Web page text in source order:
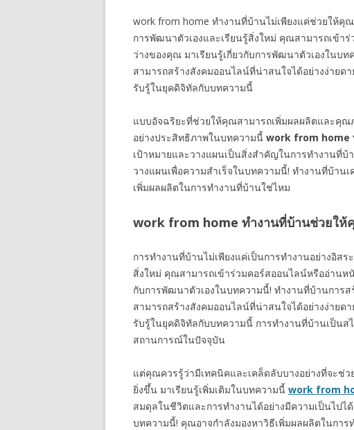
work from home ทำงานที่บ้านไม่เพียงแค่ช่วยให้คุ
การพัฒนาตัวเองและเรียนรู้สิ่งใหม่ คุณสามารถเข้า
ว่างของคุณ มาเรียนรู้เกี่ยวกับการพัฒนาตัวเองใน
สามารถสร้างสังคมออนไลน์ที่น่าสนใจได้อย่างง่ายด
รับรู้ในยุคดิจิทัลกับบทความนี้
แบบอัจฉริยะที่ช่วยให้คุณสามารถเพิ่มผลผลิตและคุณ
อย่างประสิทธิภาพในบทความนี้ work from home
เป้าหมายและวางแผนเป็นสิ่งสำคัญในการทำงานที่บ้
วางแผนเพื่อความสำเร็จในบทความนี้! ทำงานที่บ้าน
เพิ่มผลผลิตในการทำงานที่บ้านใช่ไหม
work from home ทำงานที่บ้านช่วยให้
การทำงานที่บ้านไม่เพียงแค่เป็นการทำงานอย่างอิส
สิ่งใหม่ คุณสามารถเข้าร่วมคอร์สออนไลน์หรืออ่านห
กับการพัฒนาตัวเองในบทความนี้! ทำงานที่บ้านการ
สามารถสร้างสังคมออนไลน์ที่น่าสนใจได้อย่างง่ายด
รับรู้ในยุคดิจิทัลกับบทความนี้ การทำงานที่บ้านเป็น
สถานการณ์ในปัจจุบัน
แต่คุณควรรู้ว่ามีเทคนิคและเคล็ดลับบางอย่างที่จะช่
ยิ่งขึ้น มาเรียนรู้เพิ่มเติมในบทความนี้ work from
สมดุลในชีวิตและการทำงานได้อย่างมีความเป็นไปไ
บทความนี้! คุณอาจกำลังมองหาวิธีเพิ่มผลผลิตในกา